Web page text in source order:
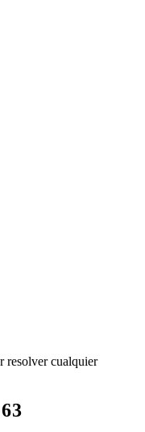
resolver cualquier